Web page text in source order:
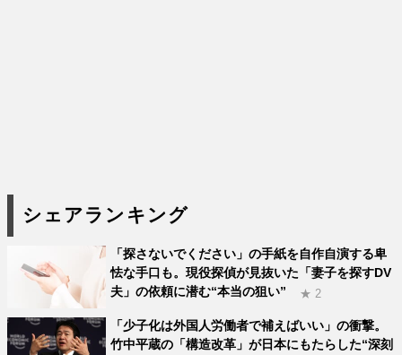
シェアランキング
「探さないでください」の手紙を自作自演する卑
怯な手口も。現役探偵が見抜いた「妻子を探すDV
夫」の依頼に潜む“本当の狙い”
★ 2
「少子化は外国人労働者で補えばいい」の衝撃。
竹中平蔵の「構造改革」が日本にもたらした“深刻